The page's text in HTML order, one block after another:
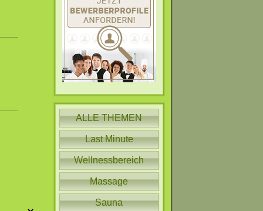
ALLE THEMEN
Last Minute
Wellnessbereich
Massage
Sauna